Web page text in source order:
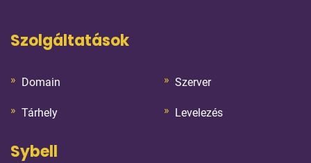
Szolgáltatások
Domain Szerver
Tárhely Levelezés
Sybell